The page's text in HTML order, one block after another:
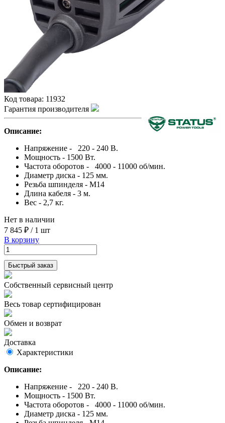
Код товара: 11932
Гарантия производителя
Описание:
Напряжение - 220 - 240 В.
Мощность - 1500 Вт.
Частота оборотов - 4000 - 11000 об/мин.
Диаметр диска - 125 мм.
Резьба шпинделя - М14
Длина кабеля - 3 м.
Вес - 2,7 кг.
Нет в наличии
7 845 ₽ / 1 шт
В корзину
Быстрый заказ
Собственный сервисный центр
Весь товар сертифицирован
Обмен и возврат
Доставка
Характеристики
Описание:
Напряжение - 220 - 240 В.
Мощность - 1500 Вт.
Частота оборотов - 4000 - 11000 об/мин.
Диаметр диска - 125 мм.